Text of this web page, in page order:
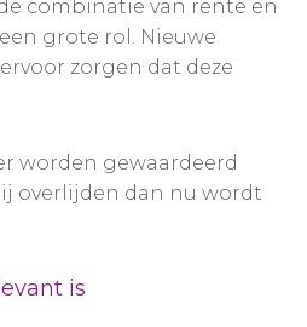
combinatie van rente en
grote rol. Nieuwe
zorgen dat deze
worden gewaardeerd
overlijden dan nu wordt
is